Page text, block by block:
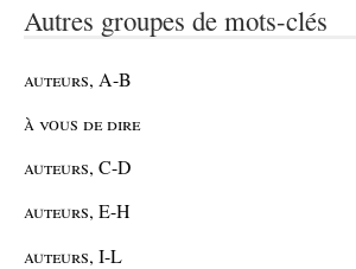
Autres groupes de mots-clés
auteurs, A-B
à vous de dire
auteurs, C-D
auteurs, E-H
auteurs, I-L